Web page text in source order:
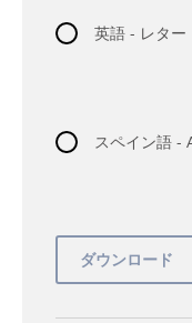
英語 - レター
スペイン語 -